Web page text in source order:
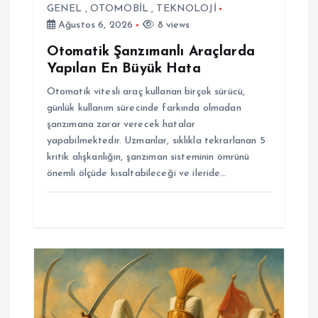
GENEL , OTOMOBİL , TEKNOLOJİ
Ağustos 6, 2026
8 views
Otomatik Şanzımanlı Araçlarda
Yapılan En Büyük Hata
Otomatik vitesli araç kullanan birçok sürücü,
günlük kullanım sürecinde farkında olmadan
şanzımana zarar verecek hatalar
yapabilmektedir. Uzmanlar, sıklıkla tekrarlanan 5
kritik alışkanlığın, şanzıman sisteminin ömrünü
önemli ölçüde kısaltabileceği ve ileride…